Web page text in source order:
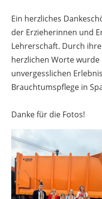
Ein herzliches
der Erzieherinnen und
Lehrerschaft. Durch
herzlichen Worte
unvergesslichen
Brauchtumspflege in
Danke für die Fotos!